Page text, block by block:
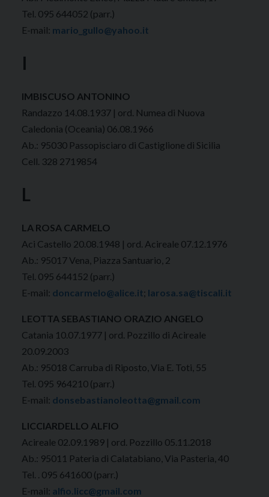
Tel. 095 644052 (parr.)
E-mail: mario_gullo@yahoo.it
I
IMBISCUSO ANTONINO
Randazzo 14.08.1937 | ord. Numea di Nuova
Caledonia (Oceania) 06.08.1966
Ab.: 95030 Passopisciaro di Castiglione di Sicilia
Cell. 328 2719854
L
LA ROSA CARMELO
Aci Castello 20.08.1948 | ord. Acireale 07.12.1976
Ab.: 95017 Vena, Piazza Santuario, 2
Tel. 095 644152 (parr.)
E-mail: doncarmelo@alice.it; larosa.sa@tiscali.it
LEOTTA SEBASTIANO ORAZIO ANGELO
Catania 10.07.1977 | ord. Pozzillo di Acireale
20.09.2003
Ab.: 95018 Carruba di Riposto, Via E. Toti, 55
Tel. 095 964210 (parr.)
E-mail: donsebastianoleotta@gmail.com
LICCIARDELLO ALFIO
Acireale 02.09.1989 | ord. Pozzillo 05.11.2018
Ab.: 95011 Pateria di Calatabiano, Via Pasteria, 40
Tel. . 095 641600 (parr.)
E-mail: alfio.licc@gmail.com